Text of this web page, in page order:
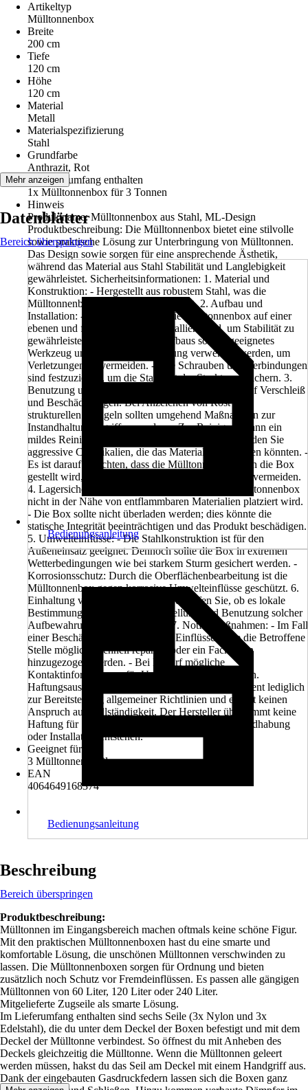
Artikeltyp
Mülltonnenbox
Breite
200 cm
Tiefe
120 cm
Höhe
120 cm
Material
Metall
Materialspezifizierung
Stahl
Grundfarbe
Anthrazit, Rot
Im Lieferumfang enthalten
1x Mülltonnenbox für 3 Tonnen
Hinweis
Produktname: Mülltonnenbox aus Stahl, ML-Design
Produktbeschreibung: Die Mülltonnenbox bietet eine stilvolle
sowie praktische Lösung zur Unterbringung von Mülltonnen.
Das Design sowie sorgen für eine ansprechende Ästhetik,
während das Material aus Stahl Stabilität und Langlebigkeit
gewährleistet. Sicherheitsinformationen: 1. Material und
Konstruktion: - Hergestellt aus robustem Stahl, was die
Mülltonnenbox besonders stabil macht. 2. Aufbau und
Installation: - Sicherstellen, dass die Mülltonnenbox auf einer
ebenen und festen Oberfläche installiert wird, um Stabilität zu
gewährleisten. - Während des Aufbaus sollten geeignetes
Werkzeug und Sicherheitsausrüstung verwendet werden, um
Verletzungen zu vermeiden. - Alle Schrauben und Verbindungen
sind festzuziehen, um die Stabilität der Struktur zu sichern. 3.
Benutzung und Wartung: - Regelmäßige Prüfung auf Verschleiß
und Beschädigungen. Bei Anzeichen von Rost oder
strukturellen Mängeln sollten umgehend Maßnahmen zur
Instandhaltung ergriffen werden. - Zur Reinigung kann ein
mildes Reinigungsmittel verwendet werden. Vermeiden Sie
aggressive Chemikalien, die das Material beschädigen könnten. -
Es ist darauf zu achten, dass die Mülltonne korrekt in die Box
gestellt wird, um ein Kippen oder Beschädigung zu vermeiden.
4. Lagersicherheit: - Stellen Sie sicher, dass die Mülltonnenbox
nicht in der Nähe von entflammbaren Materialien platziert wird.
- Die Box sollte nicht überladen werden; dies könnte die
statische Integrität beeinträchtigen und das Produkt beschädigen.
5. Umwelteinflüsse: - Die Stahlkonstruktion ist für den
Außeneinsatz geeignet. Dennoch sollte die Box in extremen
Wetterbedingungen wie bei starkem Sturm gesichert werden. -
Korrosionsschutz: Durch die Oberflächenbearbeitung ist die
Mülltonnenbox gegen korrosive Umwelteinflüsse geschützt. 6.
Einhaltung von Vorschriften: - Überprüfen Sie, ob es lokale
Bestimmungen gibt, die die Aufstellung und Benutzung solcher
Aufbewahrungsboxen betreffen. 7. Notfallmaßnahmen: - Im Fall
einer Beschädigung durch äußere Einflüsse sollte die Betroffene
Stelle möglichst schnell repariert oder ein Fachmann
hinzugezogen werden. - Bei Bedarf mögliche
Kontaktinformationen für Unterstützung bereitstellen.
Haftungsausschluss: Dieses Sicherheitsdokument dient lediglich
zur Bereitstellung allgemeiner Richtlinien und erhebt keinen
Anspruch auf Vollständigkeit. Der Hersteller übernimmt keine
Haftung für Schäden, die durch unsachgemäße Handhabung
oder Installation entstehen.
Geeignet für
3 Mülltonnen 240l
EAN
4064649168374
Mehr anzeigen
Datenblätter
Bereich überspringen
Bedienungsanleitung
Bedienungsanleitung
Beschreibung
Bereich überspringen
Produktbeschreibung:
Mülltonnen im Eingangsbereich machen oftmals keine schöne Figur.
Mit den praktischen Mülltonnenboxen hast du eine smarte und
komfortable Lösung, die unschönen Mülltonnen verschwinden zu
lassen. Die Mülltonnenboxen sorgen für Ordnung und bieten
zusätzlich noch Schutz vor Fremdeinflüssen. Es passen alle gängigen
Mülltonnen von 60 Liter, 120 Liter oder 240 Liter.
Mitgelieferte Zugseile als smarte Lösung.
Im Lieferumfang enthalten sind sechs Seile (3x Nylon und 3x
Edelstahl), die du unter dem Deckel der Boxen befestigt und mit dem
Deckel der Mülltonne verbindest. So öffnest du mit Anheben des
Deckels gleichzeitig die Mülltonne. Wenn die Mülltonnen geleert
werden müssen, hakst du das Seil am Deckel mit einem Handgriff aus.
Dank der eingebauten Gasdruckfedern lassen sich die Boxen ganz